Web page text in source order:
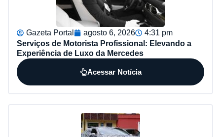
Gazeta Portal agosto 6, 2026
4:31 pm
Serviços de Motorista Profissional: Elevando a
Experiência de Luxo da Mercedes
Acessar Notícia